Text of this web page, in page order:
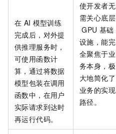
在 AI 模型训练
完成后，对外提
供推理服务时，
可使用函数计
算，通过将数据
模型包装在调用
函数中，在用户
实际请求到达时
再运行代码。
使开发者无
需关心底层
GPU 基础
设施，能完
全聚焦于业
务本身，极
大地简化了
业务的实现
路径。